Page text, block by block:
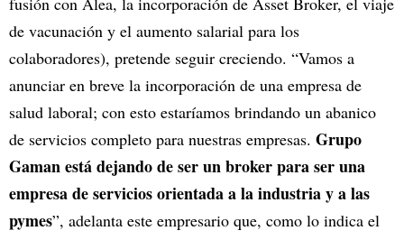
de vacunación y el aumento salarial para los
colaboradores), pretende seguir creciendo. “Vamos a
anunciar en breve la incorporación de una empresa de
salud laboral; con esto estaríamos brindando un abanico
de servicios completo para nuestras empresas. Grupo
Gaman está dejando de ser un broker para ser una
empresa de servicios orientada a la industria y a las
pymes”, adelanta este empresario que, como lo indica el